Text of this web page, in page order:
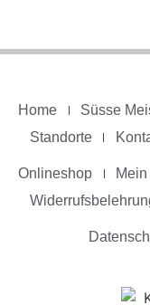
Home Süsse
Standorte
Onlineshop